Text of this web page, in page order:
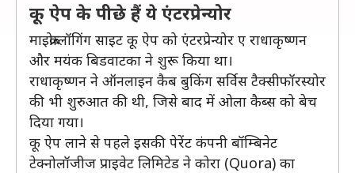
कू ऐप के पीछे हैं ये एंटरप्रेन्योर
माइक्रोब्लॉगिंग साइट कू ऐप को एंटरप्रेन्योर ए राधाकृष्णन
और मयंक बिडवाटका ने शुरू किया था।
राधाकृष्णन ने ऑनलाइन कैब बुकिंग सर्विस टैक्सीफॉरस्योर
की भी शुरुआत की थी, जिसे बाद में ओला कैब्स को बेच
दिया गया।
कू ऐप लाने से पहले इसकी पेरेंट कंपनी बॉम्बिनेट
टेक्नोलॉजीज प्राइवेट लिमिटेड ने कोरा (Quora) का